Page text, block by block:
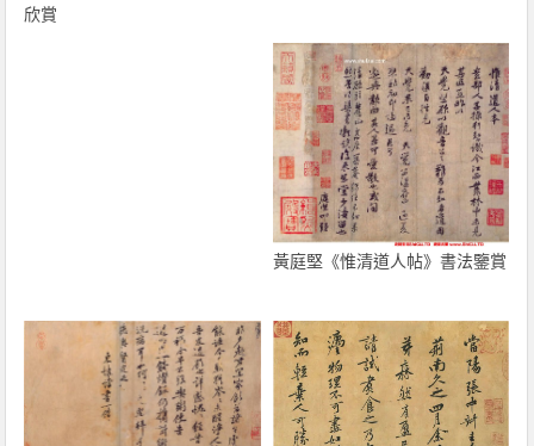
欣賞
黃庭堅《惟清道人帖》書法鑒賞